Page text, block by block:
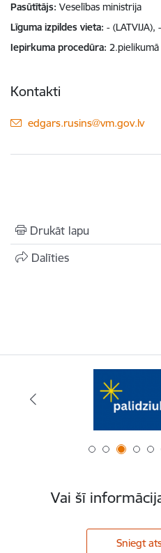
Pasūtītājs Veselības ministrija
Līguma izpildes vieta - (LATVIJA), -
Iepirkuma procedūra
Kontakti
E-pasts:
edgars.rusins@vm.gov.lv
Drukāt lapu
Dalīties
Vai šī
Sniegt